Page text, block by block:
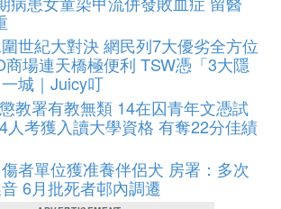
世紀大對決 網民列7大優劣全方位
商場連天橋極便利 TSW憑「3大隱
城｜Juicy叮
教署有教無類 14在囚青年文憑試
人考獲入讀大學資格 有奪22分佳績
者單位獲准養伴侶犬 房署：多次
6月批死者邨內調遷